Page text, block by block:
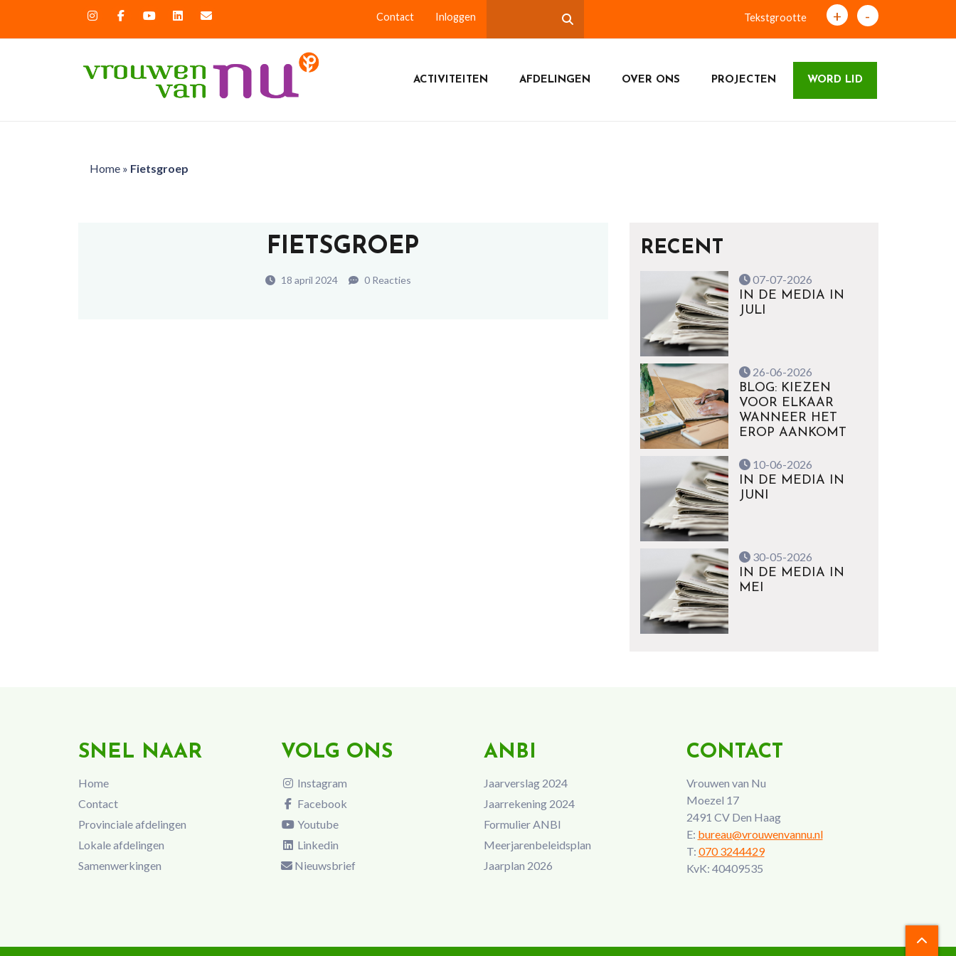
Contact Inloggen Tekstgrootte + -
ACTIVITEITEN AFDELINGEN OVER ONS PROJECTEN WORD LID
Home» Fietsgroep
FIETSGROEP
18 april 2024 0 Reacties
RECENT
07-07-2026
IN DE MEDIA IN
JULI
26-06-2026
BLOG: KIEZEN
VOOR ELKAAR
WANNEER HET
EROP AANKOMT
10-06-2026
IN DE MEDIA IN
JUNI
30-05-2026
IN DE MEDIA IN
MEI
SNEL NAAR
Home
Contact
Provinciale afdelingen
Lokale afdelingen
Samenwerkingen
VOLG ONS
Instagram
Facebook
Youtube
Linkedin
Nieuwsbrief
ANBI
Jaarverslag 2024
Jaarrekening 2024
Formulier ANBI
Meerjarenbeleidsplan
Jaarplan 2026
CONTACT
Vrouwen van Nu
Moezel 17
2491 CV Den Haag
E: bureau@vrouwenvannu.nl
T: 070 3244429
KvK: 40409535